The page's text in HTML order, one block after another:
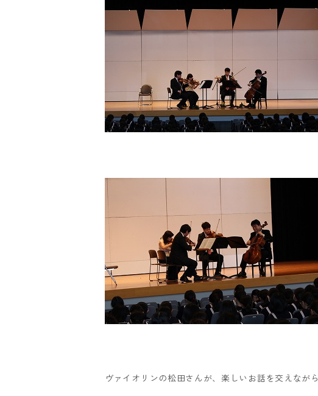
ヴァイオリンの松田さんが、楽しいお話を交えながら